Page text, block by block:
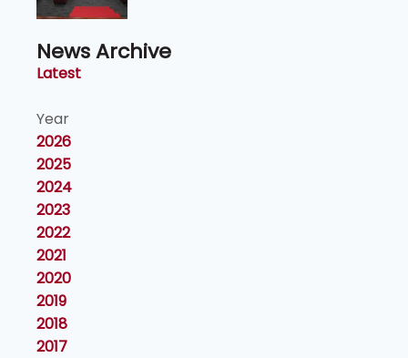
News Archive
Latest
Year
2026
2025
2024
2023
2022
2021
2020
2019
2018
2017